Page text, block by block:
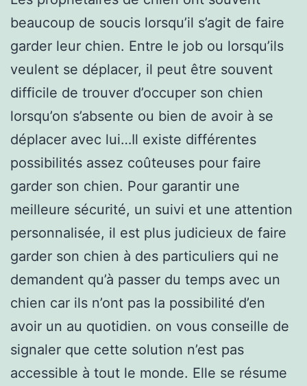
beaucoup de soucis lorsqu’il s’agit de faire
garder leur chien. Entre le job ou lorsqu’ils
veulent se déplacer, il peut être souvent
difficile de trouver d’occuper son chien
lorsqu’on s’absente ou bien de avoir à se
déplacer avec lui…Il existe différentes
possibilités assez coûteuses pour faire
garder son chien. Pour garantir une
meilleure sécurité, un suivi et une attention
personnalisée, il est plus judicieux de faire
garder son chien à des particuliers qui ne
demandent qu’à passer du temps avec un
chien car ils n’ont pas la possibilité d’en
avoir un au quotidien. on vous conseille de
signaler que cette solution n’est pas
accessible à tout le monde. Elle se résume